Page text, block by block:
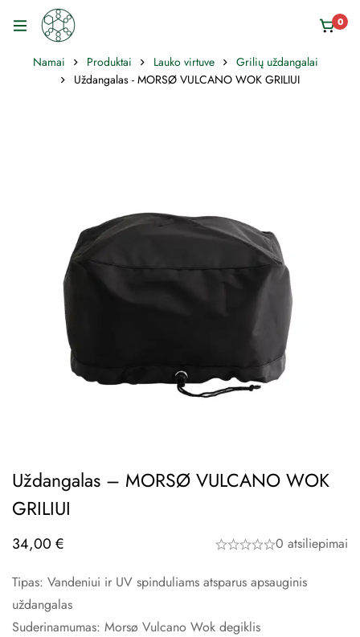
0
Namai Produktai Lauko virtuve
Grilių uždangalai
Uždangalas - MORSØ VULCANO WOK GRILIUI
Uždangalas – MORSØ VULCANO WOK
GRILIUI
34,00 € 0 atsiliepimai
Tipas: Vandeniui ir UV spinduliams atsparus apsauginis
uždangalas
Suderinamumas: Morsø Vulcano Wok degiklis